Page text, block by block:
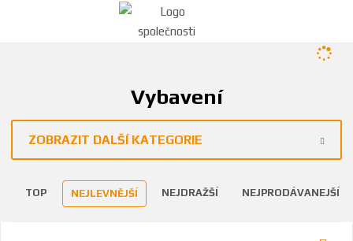
Vybavení
ZOBRAZIT DALŠÍ KATEGORIE
TOP NEJLEVNĚJŠÍ NEJDRAŽŠÍ NEJPRODÁVANEJŠÍ